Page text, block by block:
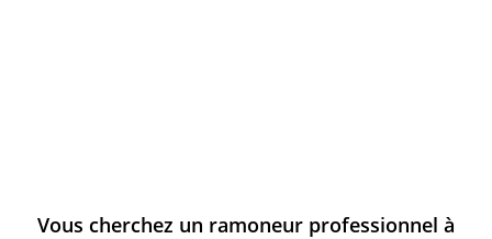
Vous cherchez un ramoneur professionnel à